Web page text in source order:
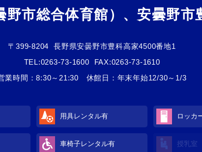
市総合体育館）、安曇野市
〒399-8204
長野県安曇野市豊科高家4500番地1
TEL:0263-73-1600
FAX:0263-73-1610
業時間：8:30～21:30 休館日：年末年始12/30～1/3
用具レンタル有 ロッカ
車椅子レンタル有 授乳室